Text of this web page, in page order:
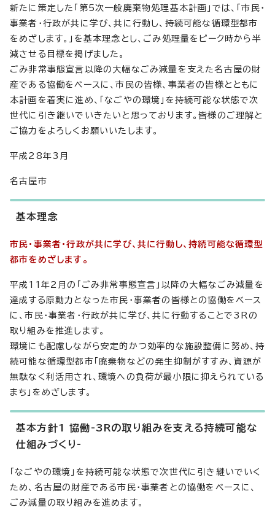
新たに策定した「第5次一般廃棄物処理基本計画」では、「市民・
事業者・行政が共に学び、共に行動し、持続可能な循環型都市
をめざします。」を基本理念とし、ごみ処理量をピーク時から半
減させる目標を掲げました。
ごみ非常事態宣言以降の大幅なごみ減量を支えた名古屋の財
産である協働をベースに、市民の皆様、事業者の皆様とともに
本計画を着実に進め、「なごやの環境」を持続可能な状態で次
世代に引き継いでいきたいと思っております。皆様のご理解と
ご協力をよろしくお願いいたします。
平成28年3月
名古屋市
基本理念
市民・事業者・行政が共に学び、共に行動し、持続可能な循環型
都市をめざします。
平成11年2月の「ごみ非常事態宣言」以降の大幅なごみ減量を
達成する原動力となった市民・事業者の皆様との協働をベース
に、市民・事業者・行政が共に学び、共に行動することで3Rの
取り組みを推進します。
環境にも配慮しながら安定的かつ効率的な施設整備に努め、持
続可能な循環型都市「廃棄物などの発生抑制がすすみ、資源が
無駄なく利活用され、環境への負荷が最小限に抑えられている
まち」をめざします。
基本方針1 協働-3Rの取り組みを支える持続可能な
仕組みづくり-
「なごやの環境」を持続可能な状態で次世代に引き継いでいく
ため、名古屋の財産である市民・事業者との協働をベースに、
ごみ減量の取り組みを進めます。